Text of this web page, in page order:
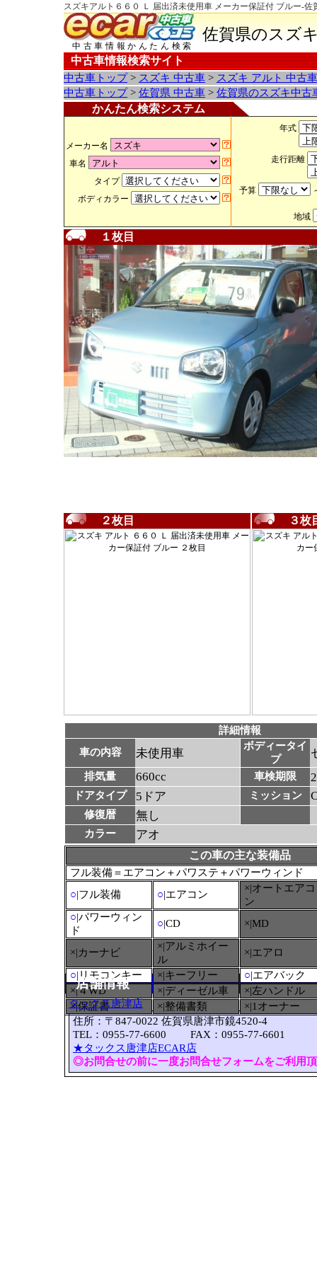
スズキアルト６６０ Ｌ 届出済未使用車 メーカー保証付 ブルー-
中古車情報かんたん検索
佐賀県のスズ
中古車情報検索サイト
中古車トップ> スズキ 中古車 > スズキ アルト 中古
中古車トップ> 佐賀県 中古車 > 佐賀県のスズキ中古
かんたん検索システム
メーカー名
車名
タイプ
ボディカラー
年式
走行距離
予算
地域
１枚目
２枚目 ３枚
詳細情報
車の内容
未使用車
ボディータイ
プ
排気量 660cc 車検期限
ドアタイプ 5ドア ミッション
修復暦 無し
カラー アオ
この車の主な装備品
フル装備＝エアコン＋パワステ＋パワーウィンド
○|フル装備 ○|エアコン
×|オートエアコ
ン
○|パワーウィン
ド
○|CD ×|MD
×|カーナビ
×|アルミホイー
ル
×|エアロ
○|リモコンキー ×|キーフリー ○|エアバック
×|４WD
×|ディーゼル車
×|左ハンドル
×|保証書
×|整備書類 ×|1オーナー
店舗情報
タックス唐津店
住所：〒847-0022 佐賀県唐津市鏡4520-4
TEL：0955-77-6600 FAX：0955-77-6601
★タックス唐津店ECAR店
◎お問合せの前に一度お問合せフォームをご利用